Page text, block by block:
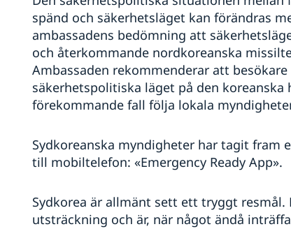
spänd och säkerhetsläget kan förändras
ambassadens bedömning att
och återkommande nordkoreanska
Ambassaden rekommenderar att
säkerhetspolitiska läget på den koreanska
förekommande fall följa lokala
Sydkoreanska myndigheter har tagit fram
till mobiltelefon: «Emergency Ready App».
Sydkorea är allmänt sett ett tryggt
utsträckning och är, när något ändå